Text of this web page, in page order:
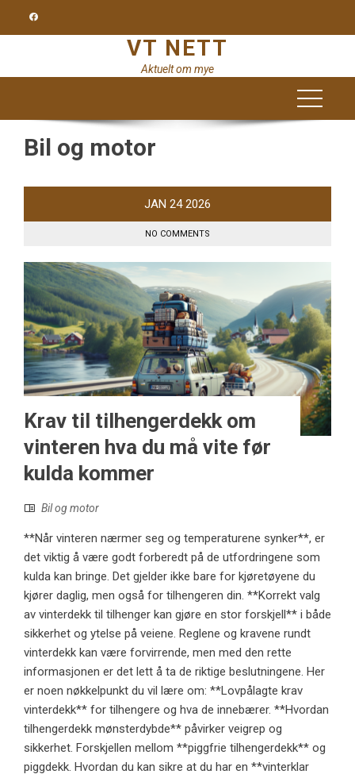
VT NETT
Aktuelt om mye
Bil og motor
JAN 24 2026
NO COMMENTS
Krav til tilhengerdekk om
vinteren hva du må vite før
kulda kommer
Bil og motor
**Når vinteren nærmer seg og temperaturene synker**, er
det viktig å være godt forberedt på de utfordringene som
kulda kan bringe. Det gjelder ikke bare for kjøretøyene du
kjører daglig, men også for tilhengeren din. **Korrekt valg
av vinterdekk til tilhenger kan gjøre en stor forskjell** i både
sikkerhet og ytelse på veiene. Reglene og kravene rundt
vinterdekk kan være forvirrende, men med den rette
informasjonen er det lett å ta de riktige beslutningene. Her
er noen nøkkelpunkt du vil lære om: **Lovpålagte krav
vinterdekk** for tilhengere og hva de innebærer. **Hvordan
tilhengerdekk mønsterdybde** påvirker veigrep og
sikkerhet. Forskjellen mellom **piggfrie tilhengerdekk** og
piggdekk. Hvordan du kan sikre at du har en **vinterklar